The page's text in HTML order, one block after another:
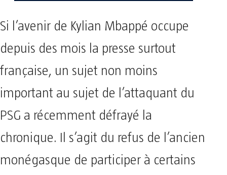
Si l’avenir de Kylian Mbappé occupe
depuis des mois la presse surtout
française, un sujet non moins
important au sujet de l’attaquant du
PSG a récemment défrayé la
chronique. Il s’agit du refus de l’ancien
monégasque de participer à certains